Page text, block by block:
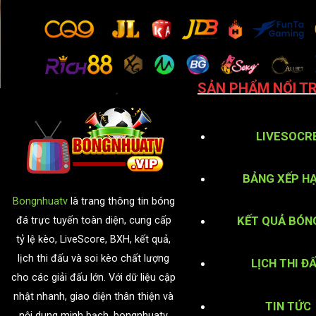
Bongnhuatvlà trang thông tin bóng
đá trực tuyến toàn diện, cung cấp
tỷ lệ kèo, LiveScore, BXH, kết quả,
lịch thi đấu và soi kèo chất lượng
cho các giải đấu lớn. Với dữ liệu cập
nhật nhanh, giao diện thân thiện và
SẢN PHẨM NỔI
BẢNG XẾP
KẾT QUẢ
LỊCH THI
TIN TỨC